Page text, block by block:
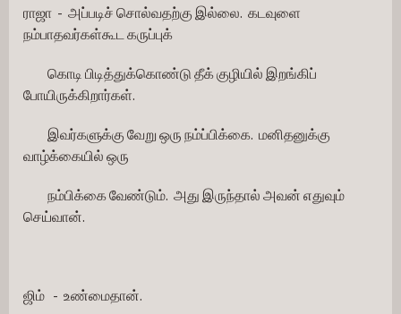
ராஜா  -  அப்படிச் சொல்வதற்கு இல்லை.  கடவுளை
நம்பாதவர்கள்கூட கருப்புக்
கொடி பிடித்துக்கொண்டு தீக் குழியில் இறங்கிப்
போயிருக்கிறார்கள்.
இவர்களுக்கு வேறு ஒரு நம்ப்பிக்கை.  மனிதனுக்கு
வாழ்க்கையில் ஒரு
நம்பிக்கை வேண்டும்.  அது இருந்தால் அவன் எதுவும்
செய்வான்.
ஜிம்   -  உண்மைதான்.